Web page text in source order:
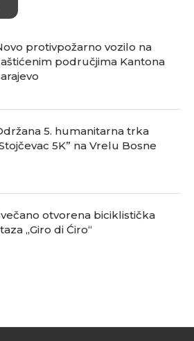
protivpožarno vozilo na
područjima Kantona
5. humanitarna trka
5K” na Vrelu Bosne
otvorena biciklistička
„Giro di Ćiro“